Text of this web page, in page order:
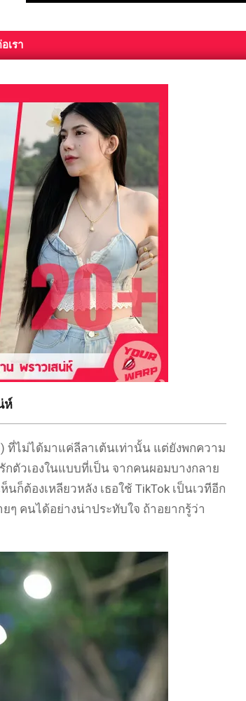
เรา
ห์
ที่ไม่ได้มาแค่ลีลาเต้นเท่านั้น แต่ยังพกความ
ตัวเองในแบบที่เป็น จากคนผอมบางกลาย
ต้องเหลียวหลัง เธอใช้ TikTok เป็นเวทีอีก
ๆ คนได้อย่างน่าประทับใจ ถ้าอยากรู้ว่า